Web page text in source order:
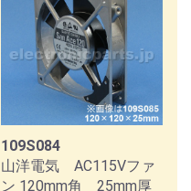
109S084
山洋電気 AC115Vファ
ン 120mm角 25mm厚